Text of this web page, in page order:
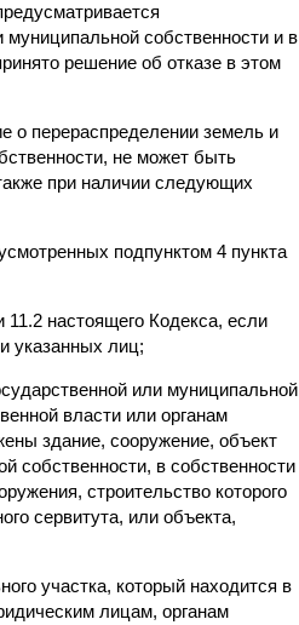
муниципальной собственности и в
решение об отказе в этом
о перераспределении земель и
не может быть
при наличии следующих
подпунктом 4 пункта
настоящего Кодекса, если
указанных лиц;
или муниципальной
власти или органам
здание, сооружение, объект
собственности, в собственности
строительство которого
сервитута, или объекта,
участка, который находится в
лицам, органам